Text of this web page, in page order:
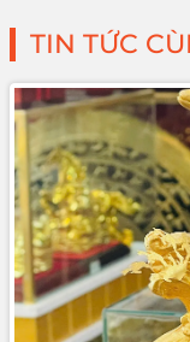
TIN TỨC